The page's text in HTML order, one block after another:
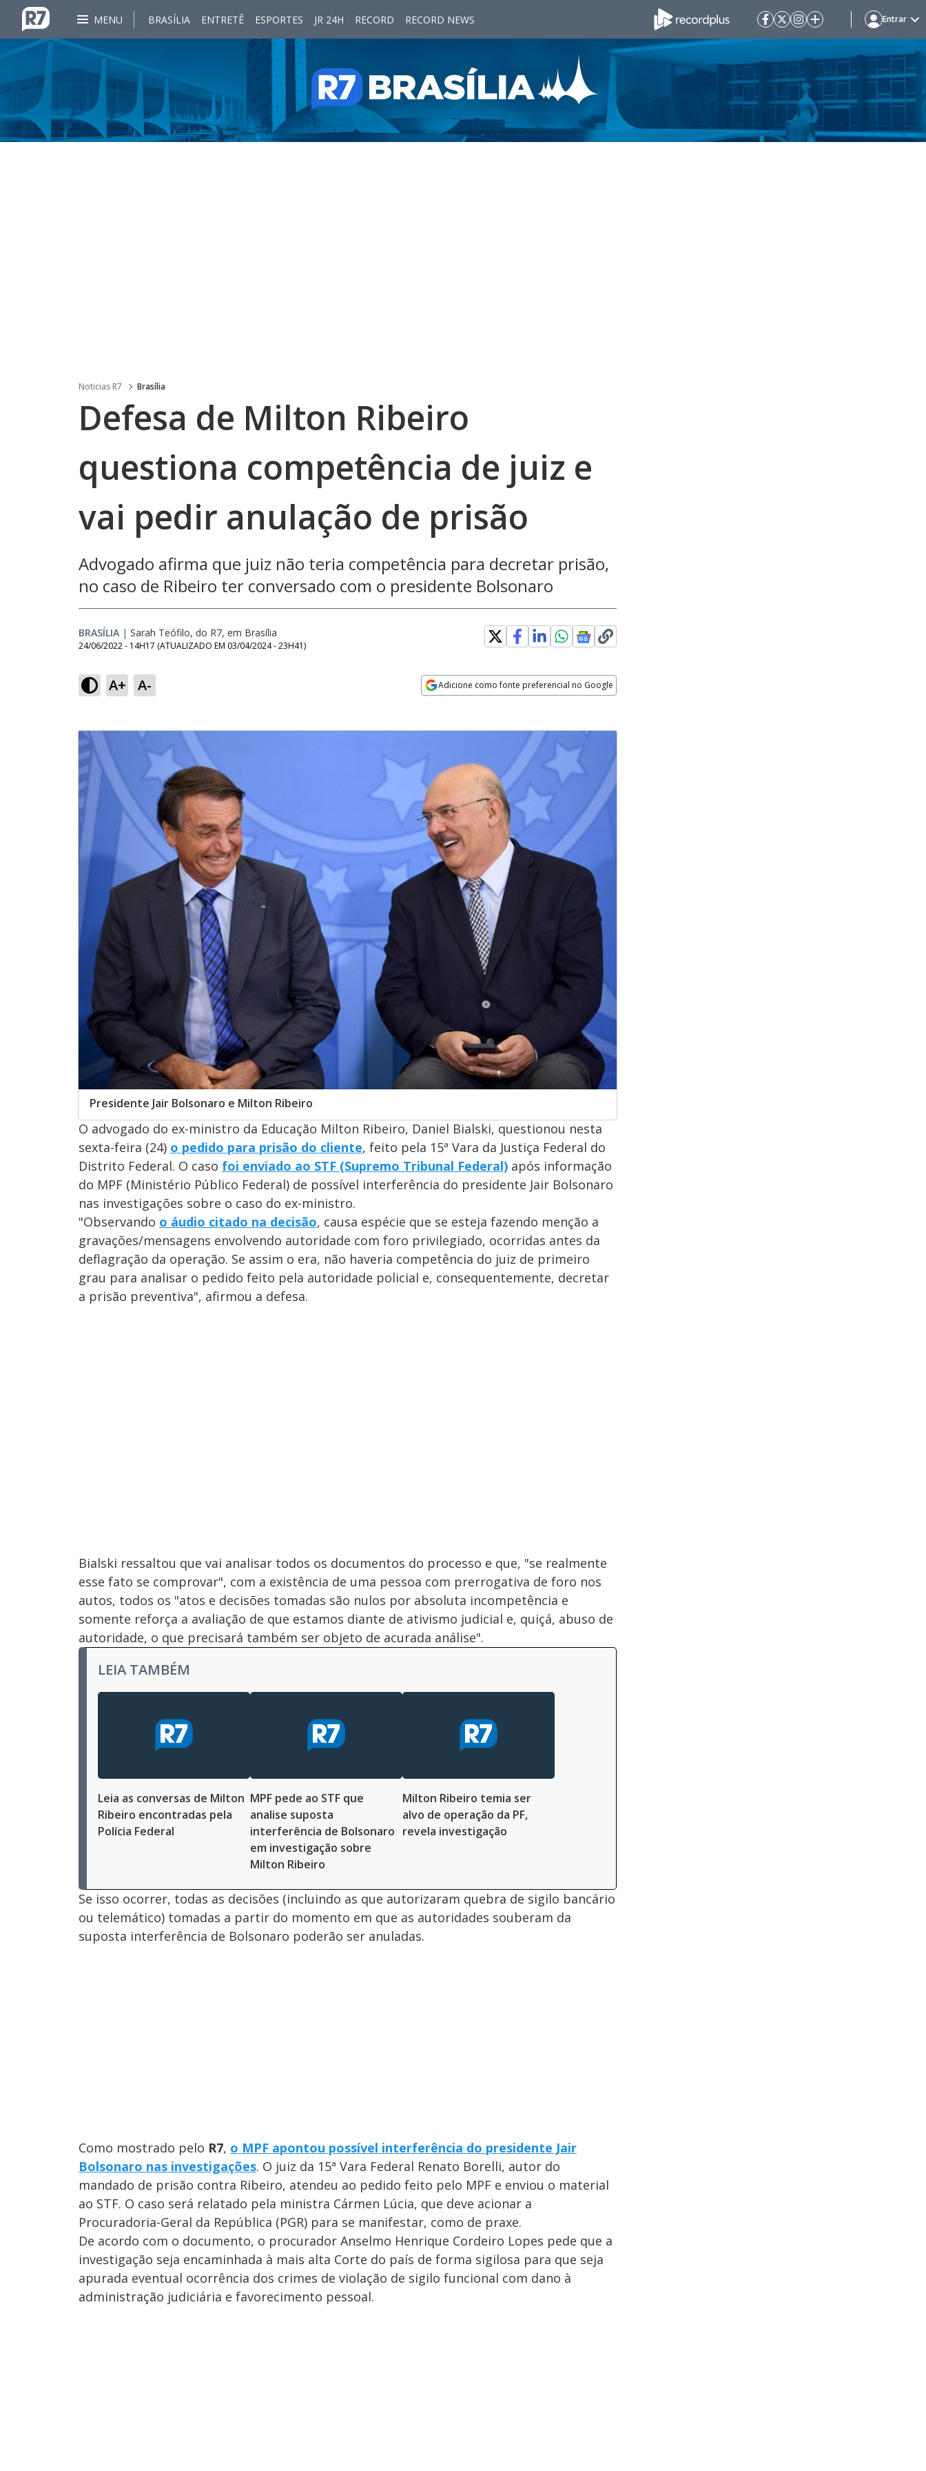
MENU BRASÍLIA ENTRETÊ ESPORTES JR 24H RECORD RECORD NEWS Entrar
Noticias R7 Brasília
Defesa de Milton Ribeiro
questiona competência de juiz e
vai pedir anulação de prisão
Advogado afirma que juiz não teria competência para decretar prisão,
no caso de Ribeiro ter conversado com o presidente Bolsonaro
BRASÍLIA | Sarah Teófilo, do R7, em Brasília
24/06/2022 - 14H17 (ATUALIZADO EM 03/04/2024 - 23H41)
A+ A- Adicione como fonte preferencial no Google
Presidente Jair Bolsonaro e Milton Ribeiro
O advogado do ex-ministro da Educação Milton Ribeiro, Daniel Bialski, questionou nesta
sexta-feira (24) o pedido para prisão do cliente, feito pela 15ª Vara da Justiça Federal do
Distrito Federal. O caso foi enviado ao STF (Supremo Tribunal Federal) após informação
do MPF (Ministério Público Federal) de possível interferência do presidente Jair Bolsonaro
nas investigações sobre o caso do ex-ministro.
"Observando o áudio citado na decisão, causa espécie que se esteja fazendo menção a
gravações/mensagens envolvendo autoridade com foro privilegiado, ocorridas antes da
deflagração da operação. Se assim o era, não haveria competência do juiz de primeiro
grau para analisar o pedido feito pela autoridade policial e, consequentemente, decretar
a prisão preventiva", afirmou a defesa.
Bialski ressaltou que vai analisar todos os documentos do processo e que, "se realmente
esse fato se comprovar", com a existência de uma pessoa com prerrogativa de foro nos
autos, todos os "atos e decisões tomadas são nulos por absoluta incompetência e
somente reforça a avaliação de que estamos diante de ativismo judicial e, quiçá, abuso de
autoridade, o que precisará também ser objeto de acurada análise".
LEIA TAMBÉM
Leia as conversas de Milton
Ribeiro encontradas pela
Polícia Federal
MPF pede ao STF que
analise suposta
interferência de Bolsonaro
em investigação sobre
Milton Ribeiro
Milton Ribeiro temia ser
alvo de operação da PF,
revela investigação
Se isso ocorrer, todas as decisões (incluindo as que autorizaram quebra de sigilo bancário
ou telemático) tomadas a partir do momento em que as autoridades souberam da
suposta interferência de Bolsonaro poderão ser anuladas.
Como mostrado pelo R7, o MPF apontou possível interferência do presidente Jair
Bolsonaro nas investigações. O juiz da 15ª Vara Federal Renato Borelli, autor do
mandado de prisão contra Ribeiro, atendeu ao pedido feito pelo MPF e enviou o material
ao STF. O caso será relatado pela ministra Cármen Lúcia, que deve acionar a
Procuradoria-Geral da República (PGR) para se manifestar, como de praxe.
De acordo com o documento, o procurador Anselmo Henrique Cordeiro Lopes pede que a
investigação seja encaminhada à mais alta Corte do país de forma sigilosa para que seja
apurada eventual ocorrência dos crimes de violação de sigilo funcional com dano à
administração judiciária e favorecimento pessoal.